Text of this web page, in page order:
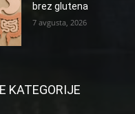
brez glutena
7 avgusta, 2026
KATEGORIJE